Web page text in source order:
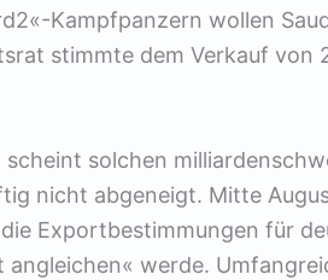
Kampfpanzern wollen
stimmte dem Verkauf von
scheint solchen
nicht abgeneigt. Mitte
Exportbestimmungen für
angleichen« werde.